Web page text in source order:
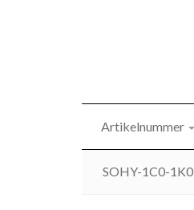
Artikelnummer
SOHY-1C0-1K0